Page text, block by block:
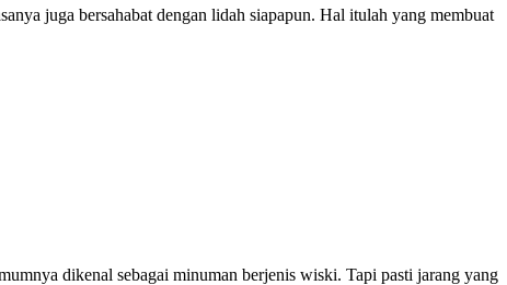
juga bersahabat dengan lidah siapapun. Hal itulah yang membuat
dikenal sebagai minuman berjenis wiski. Tapi pasti jarang yang